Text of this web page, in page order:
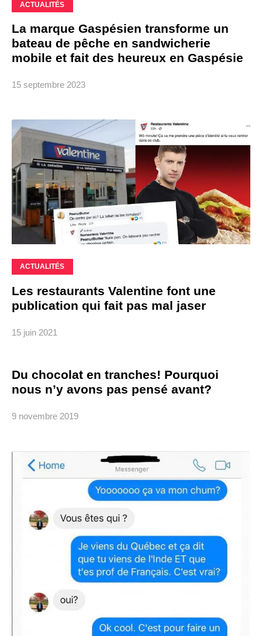
ACTUALITÉS
La marque Gaspésien transforme un
bateau de pêche en sandwicherie
mobile et fait des heureux en Gaspésie
15 septembre 2023
ACTUALITÉS
Les restaurants Valentine font une
publication qui fait pas mal jaser
15 juin 2021
Du chocolat en tranches! Pourquoi
nous n’y avons pas pensé avant?
9 novembre 2019